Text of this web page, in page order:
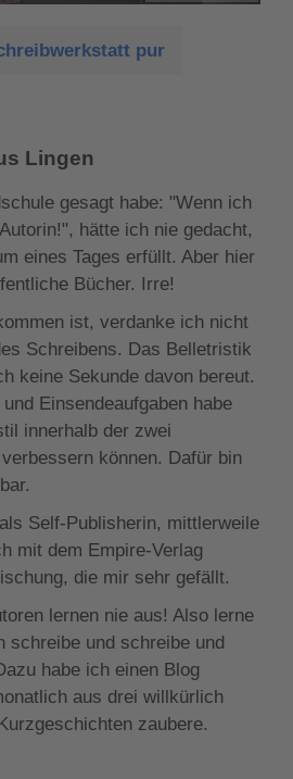
pur
Lingen
gesagt habe: "Wenn ich
hätte ich nie gedacht,
eines Tages erfüllt. Aber hier
Bücher. Irre!
ist, verdanke ich nicht
Schreibens. Das Belletristik
keine Sekunde davon bereut.
Einsendeaufgaben habe
innerhalb der zwei
können. Dafür bin
Self-Publisherin, mittlerweile
mit dem Empire-Verlag
die mir sehr gefällt.
lernen nie aus! Also lerne
schreibe und schreibe und
habe ich einen Blog
aus drei willkürlich
zaubere.